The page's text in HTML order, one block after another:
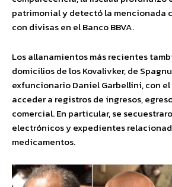
patrimonial y detectó la mencionada
con divisas en el Banco BBVA.
Los allanamientos más recientes
domicilios de los Kovalivker, de
exfuncionario Daniel Garbellini, con
acceder a registros de ingresos,
comercial. En particular, se
electrónicos y expedientes
medicamentos.